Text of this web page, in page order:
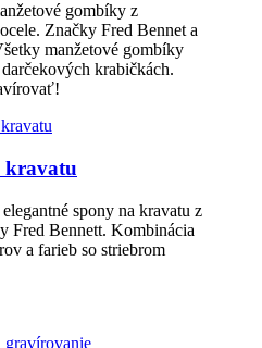
gombíky z
Značky Fred Bennet a
manžetové gombíky
krabičkách.
kravatu
spony na kravatu z
Fred Bennett. Kombinácia
a farieb so striebrom